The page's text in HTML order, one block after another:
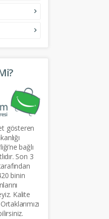
gösteren
bağlı
Son 3
binin
Kalite